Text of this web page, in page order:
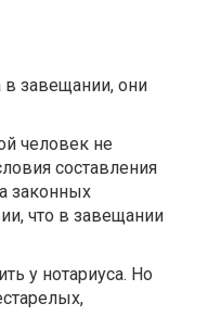
завещании, они
человек не
составления
законных
что в завещании
у нотариуса. Но